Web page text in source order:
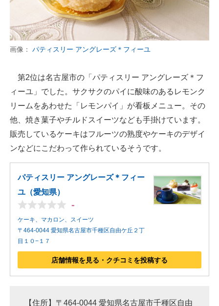
画像： パティスリー アングレーズ＊フィーユ
第2位は名古屋市の「パティスリー アングレーズ＊フ
ィーユ」でした。サクサクのパイに酸味のあるレモンク
リームをあわせた「レモンパイ」が看板メニュー。その
他、焼き菓子やチルドスイーツなども手掛けています。
販売しているケーキはフルーツの熟度やケーキのデザイ
ンなどにこだわって作られているそうです。
パティスリー アングレーズ＊フィー
ユ（愛知県）
-
ケーキ、マカロン、スイーツ
〒464-0044 愛知県名古屋市千種区自由ケ丘２丁
目１０−１７
店舗情報を見る・クチコミを投稿する
【住所】〒464-0044 愛知県名古屋市千種区自由